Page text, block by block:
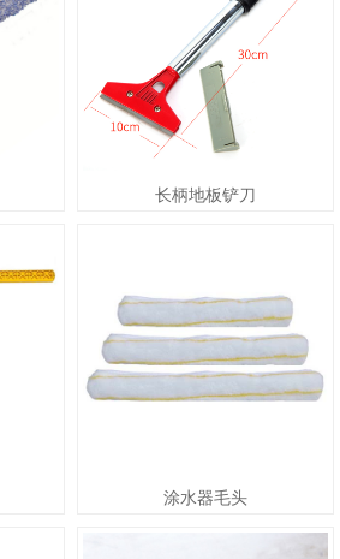
长柄地板铲刀
涂水器毛头